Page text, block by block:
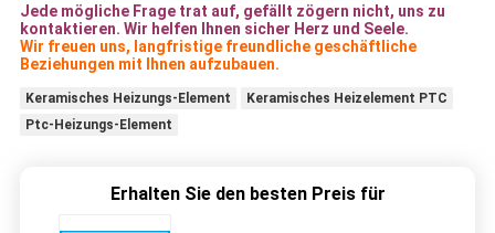
Jede mögliche Frage trat auf, gefällt zögern nicht, uns zu
kontaktieren. Wir helfen Ihnen sicher Herz und Seele.
Wir freuen uns, langfristige freundliche geschäftliche
Beziehungen mit Ihnen aufzubauen.
Keramisches Heizungs-Element
Keramisches Heizelement PTC
Ptc-Heizungs-Element
Erhalten Sie den besten Preis für